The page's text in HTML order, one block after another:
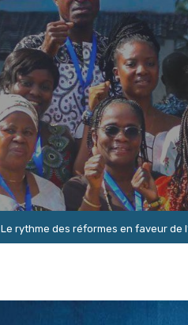
Le rythme des réformes en faveur de